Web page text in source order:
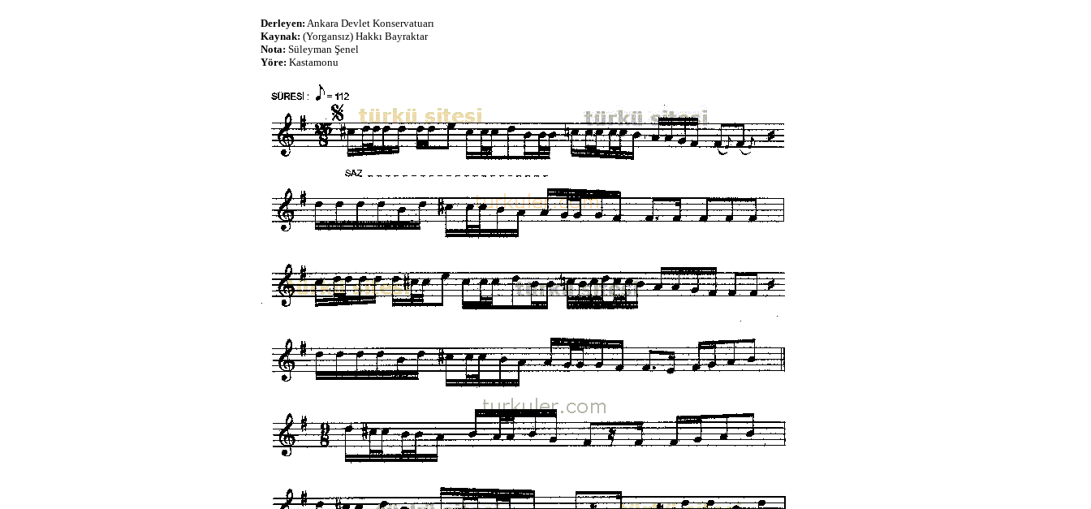
Derleyen: Ankara Devlet Konservatuarı
Kaynak: (Yorgansız) Hakkı Bayraktar
Nota: Süleyman Şenel
Yöre: Kastamonu